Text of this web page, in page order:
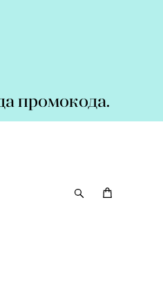
промокода.